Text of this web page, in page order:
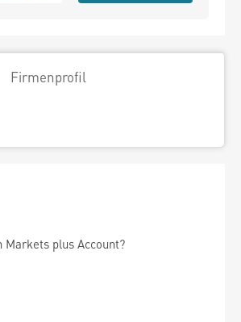
Firmenprofil
Markets plus Account?